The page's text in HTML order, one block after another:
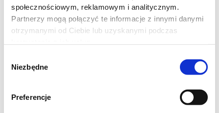
społecznościowym, reklamowym i analitycznym.
Partnerzy mogą połączyć te informacje z innymi danymi
otrzymanymi od Ciebie lub uzyskanymi podczas
zgody
Niezbędne
Preferencje